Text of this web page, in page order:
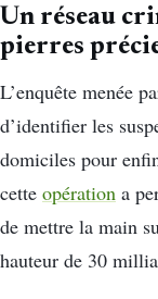
Un réseau
pierres
L’enquête menée
d’identifier les
domiciles pour
cette opération a
de mettre la main
hauteur de 30